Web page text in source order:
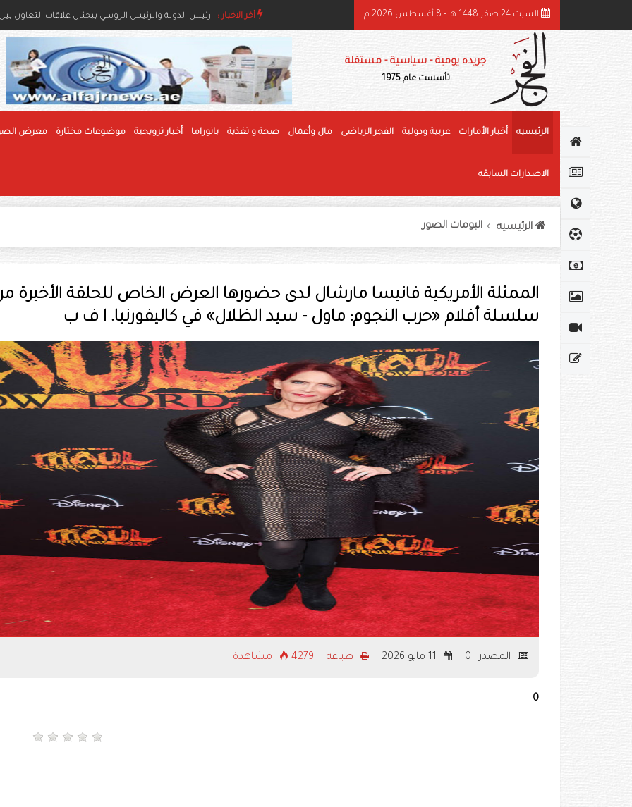
أخر الاخبار :
رئيس الدولة ونائباه يعزون خادم الحرمين بوفاة والدة الدولة ونائباه يهنئون رئيس كوت ديفوار بذكرى استقلال بلاده
السبت 24 صفر 1448 هـ - 8 أغسطس 2026 م
جريده يومية - سياسية - مستقلة
تأسست عام 1975
الرئيسيه أخبار الأمارات عربية ودولية الفجر الرياضى مال وأعمال صحة و تغذية بانوراما أخبار ترويجية موضوعات مختارة معرض
الاصدارات السابقه
الرئيسيه البومات الصور
الممثلة الأمريكية فانيسا مارشال لدى حضورها العرض الخاص للحلقة الأخيرة
سلسلة أفلام «حرب النجوم: ماول - سيد الظلال» في كاليفورنيا. ا ف ب
المصدر : 0 طباعه 4279 مشاهدة
0